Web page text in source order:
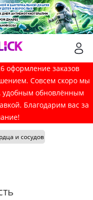
оформление заказов
Совсем скоро мы
удобным обновлённым
Благодарим вас за
и сосудов